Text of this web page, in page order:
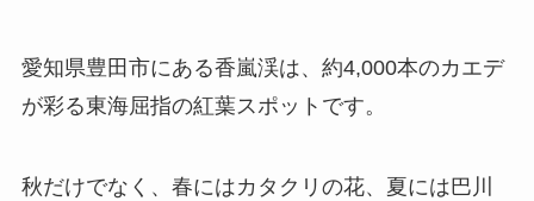
愛知県豊田市にある香嵐渓は、約4,000本のカエデ
が彩る東海屈指の紅葉スポットです。
秋だけでなく、春にはカタクリの花、夏には巴川